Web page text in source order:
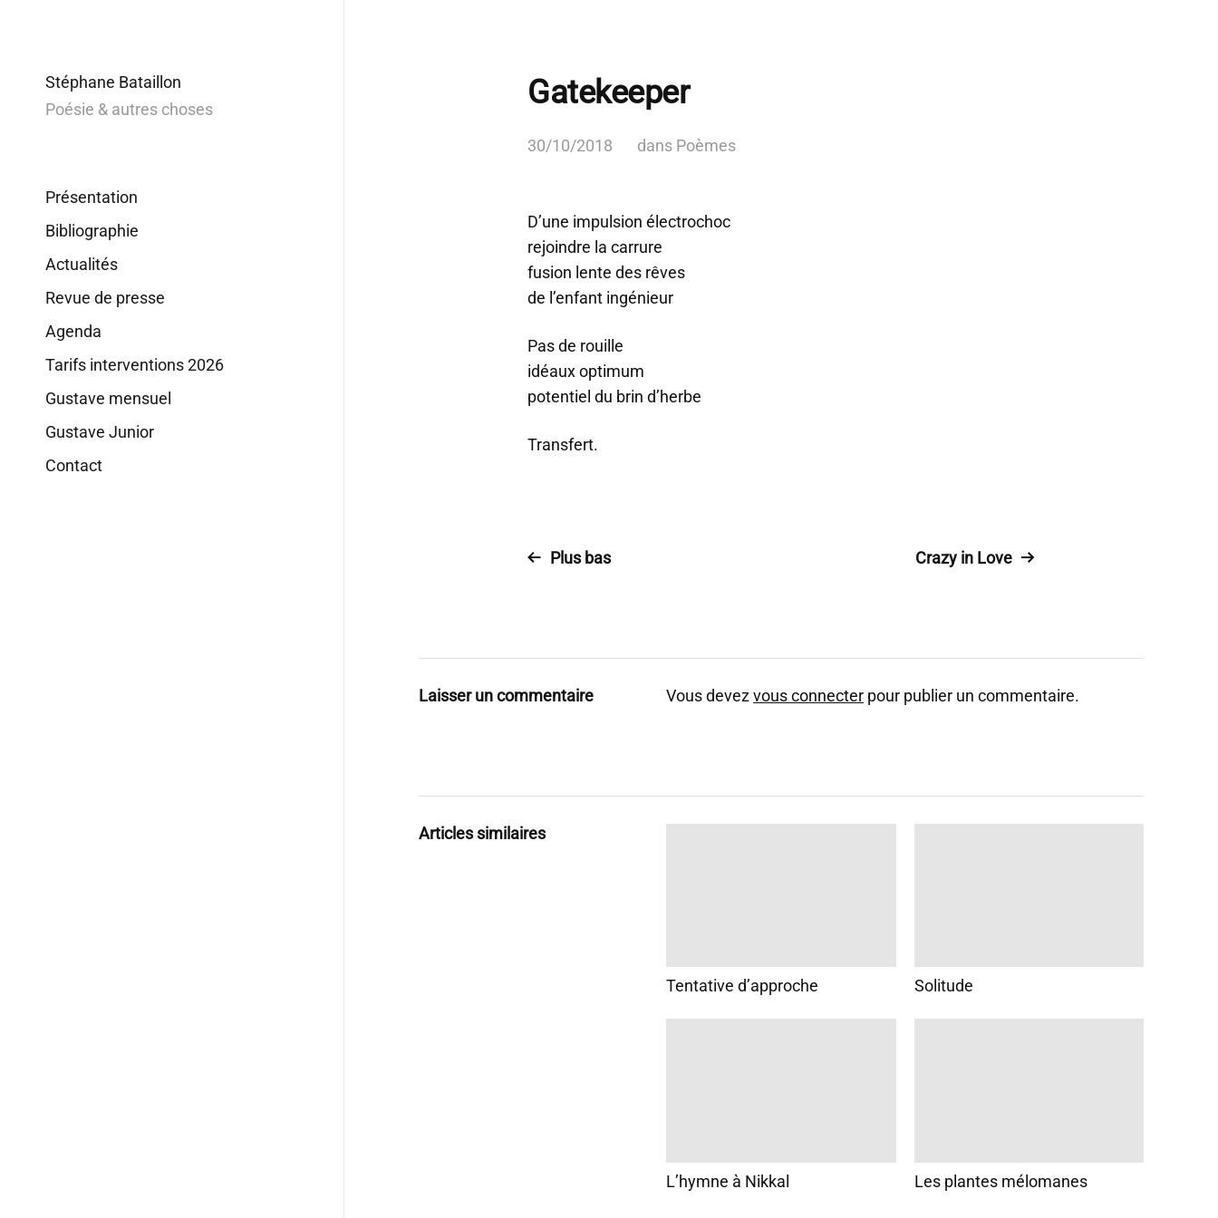
Stéphane Bataillon
Poésie & autres choses
Présentation
Bibliographie
Actualités
Revue de presse
Agenda
Tarifs interventions 2026
Gustave mensuel
Gustave Junior
Contact
Gatekeeper
30/10/2018 dans Poèmes
D’une impulsion électrochoc
rejoindre la carrure
fusion lente des rêves
de l’enfant ingénieur
Pas de rouille
idéaux optimum
potentiel du brin d’herbe
Transfert.
Plus bas Crazy in Love
Laisser un commentaire Vous devezvous connecter pour publier un commentaire.
Articles similaires
Tentative d’approche Solitude
L’hymne à Nikkal Les plantes mélomanes